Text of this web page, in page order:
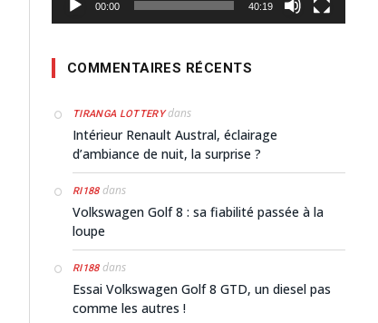
00:00 40:19
COMMENTAIRES RÉCENTS
TIRANGA LOTTERYdans
Intérieur Renault Austral, éclairage
d’ambiance de nuit, la surprise ?
RI188dans
Volkswagen Golf 8 : sa fiabilité passée à la
loupe
RI188dans
Essai Volkswagen Golf 8 GTD, un diesel pas
comme les autres !